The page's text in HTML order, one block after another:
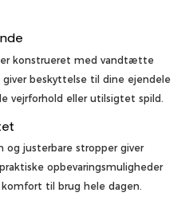
konstrueret med vandtætte
giver beskyttelse til dine ejendele
vejrforhold eller utilsigtet spild.
og justerbare stropper giver
opbevaringsmuligheder
til brug hele dagen.